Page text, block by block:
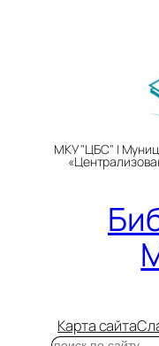
МКУ "ЦБС" |
Карта сайта
Поиск